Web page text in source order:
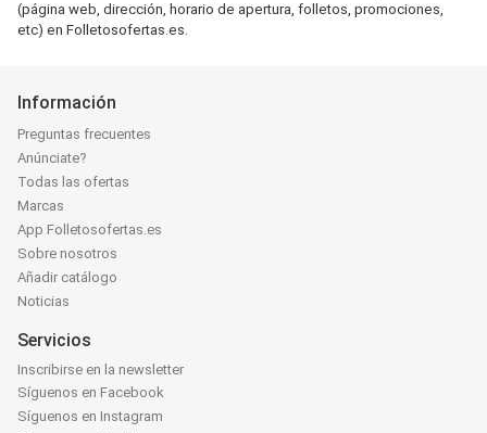
(página web, dirección, horario de apertura, folletos, promociones,
etc) en Folletosofertas.es.
Información
Preguntas frecuentes
Anúnciate?
Todas las ofertas
Marcas
App Folletosofertas.es
Sobre nosotros
Añadir catálogo
Noticias
Servicios
Inscribirse en la newsletter
Síguenos en Facebook
Síguenos en Instagram